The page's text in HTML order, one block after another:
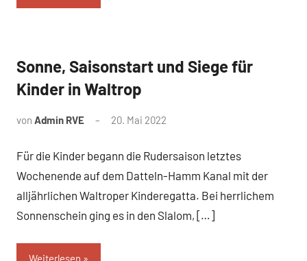
News
Sonne, Saisonstart und Siege für
Kinder in Waltrop
von Admin RVE 20. Mai 2022
Für die Kinder begann die Rudersaison letztes
Wochenende auf dem Datteln-Hamm Kanal mit der
alljährlichen Waltroper Kinderegatta. Bei herrlichem
Sonnenschein ging es in den Slalom, […]
Weiterlesen